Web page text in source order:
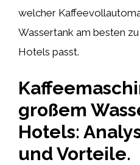
welcher
Wassertank am besten
Hotels passt.
großem
Hotels:
und Vorteile.